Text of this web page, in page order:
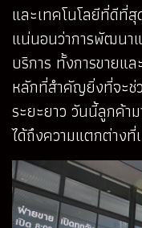
และเทคโนโลยีที่ดีที่
แน่นอนว่าการพัฒนา
บริการ ทั้งการขายแ
หลักที่สำคัญยิ่งที่จะช่
ระยะยาว วันนี้ลูกค้า
ได้ถึงความแตกต่าง